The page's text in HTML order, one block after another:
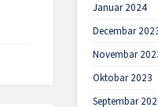
Januar 2024
Decembar
Novembar
Oktobar 2023
Septembar